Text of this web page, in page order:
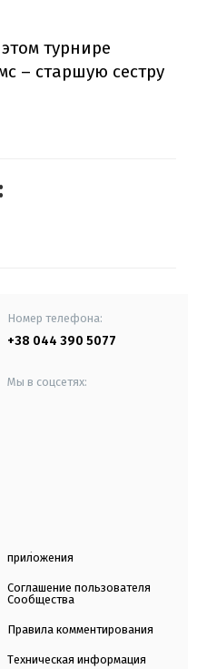
турнире
– старшую сестру
Номер телефона:
+38 044 390 5077
Мы в соцсетях:
приложения
Соглашение пользователя
Сообщества
Правила комментирования
Техническая информация